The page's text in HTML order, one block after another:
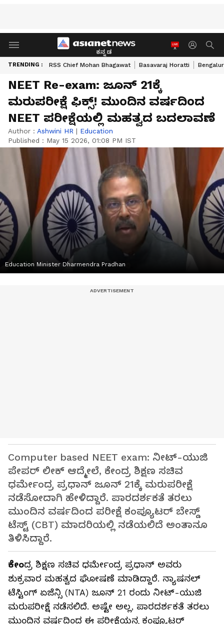
ಕನ್ನಡ
TRENDING : RSS Chief Mohan Bhagawat Basavaraj Horatti
NEET Re-exam: ಜೂನ್ 21ಕ್ಕೆ
ಮರುಪರೀಕ್ಷೆ ಫಿಕ್ಸ್! ಮುಂದಿನ ವರ್ಷದಿಂದ
NEET ಪರೀಕ್ಷೆಯಲ್ಲಿ ಮಹತ್ವದ ಬದಲಾವಣೆ
Author : Ashwini HR | Education
Published : May 15 2026, 01:08 PM IST
Education Minister Dharmendra Pradhan
Computer based NEET exam: ನೀಟ್-ಯುಜಿ
ಪೇಪರ್ ಲೀಕ್ ಆದ್ಮೇಲೆ, ಕೇಂದ್ರ ಶಿಕ್ಷಣ ಸಚಿವ
ಧರ್ಮೇಂದ್ರ ಪ್ರಧಾನ್ ಜೂನ್ 21ಕ್ಕೆ ಮರುಪರೀಕ್ಷೆ
ನಡೆಸೋದಾಗಿ ಹೇಳಿದ್ದಾರೆ. ಪಾರದರ್ಶಕತೆ ತರಲು
ಮುಂದಿನ ವರ್ಷದಿಂದ ಪರೀಕ್ಷೆ ಕಂಪ್ಯೂಟರ್ ಬೇಸ್ಡ್
ಟೆಸ್ಟ್ (CBT) ಮಾದರಿಯಲ್ಲಿ ನಡೆಯಲಿದೆ ಅಂತಾನೂ
ತಿಳಿಸಿದ್ದಾರೆ.
ಕೇಂದ್ರ ಶಿಕ್ಷಣ ಸಚಿವ ಧರ್ಮೇಂದ್ರ ಪ್ರಧಾನ್ ಅವರು
ಶುಕ್ರವಾರ ಮಹತ್ವದ ಘೋಷಣೆ ಮಾಡಿದ್ದಾರೆ. ನ್ಯಾಷನಲ್
ಟೆಸ್ಟಿಂಗ್ ಏಜೆನ್ಸಿ (NTA) ಜೂನ್ 21 ರಂದು ನೀಟ್-ಯುಜಿ
ಮರುಪರೀಕ್ಷೆ ನಡೆಸಲಿದೆ. ಅಷ್ಟೇ ಅಲ್ಲ, ಪಾರದರ್ಶಕತೆ ತರಲು
ಮುಂದಿನ ವರ್ಷದಿಂದ ಈ ಪರೀಕ್ಷೆಯನ್ನ ಕಂಪ್ಯೂಟರ್